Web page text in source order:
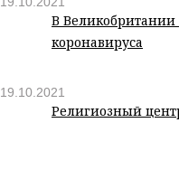
В Великобритании
коронавируса
19.10.2021
Религиозный